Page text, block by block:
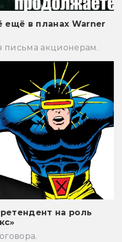
ещё в планах Warner
письма акционерам.
на роль